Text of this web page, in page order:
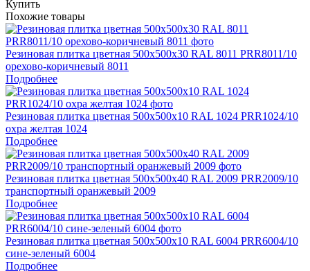
Купить
Похожие товары
Резиновая плитка цветная 500х500х30 RAL 8011 PRR8011/10
орехово-коричневый 8011
Подробнее
Резиновая плитка цветная 500х500х10 RAL 1024 PRR1024/10
охра желтая 1024
Подробнее
Резиновая плитка цветная 500х500х40 RAL 2009 PRR2009/10
транспортный оранжевый 2009
Подробнее
Резиновая плитка цветная 500х500х10 RAL 6004 PRR6004/10
сине-зеленый 6004
Подробнее